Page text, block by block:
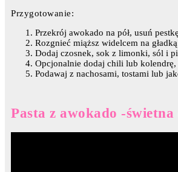
Przygotowanie:
Przekrój awokado na pół, usuń
Rozgnieć miąższ widelcem na
Dodaj czosnek, sok z limonki, sól i
Opcjonalnie dodaj chili lub
Podawaj z nachosami, tostami lub
Pasta z awokado -